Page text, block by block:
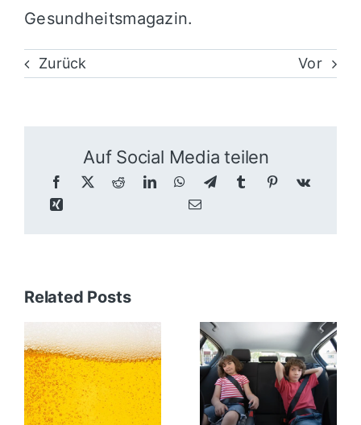
Gesundheitsmagazin.
Zurück Vor
Auf Social Media teilen
Related Posts